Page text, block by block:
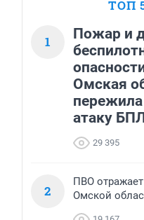
ТОП
1
Пожар и
Омская
атаку
29 395
2
ПВО
Омской